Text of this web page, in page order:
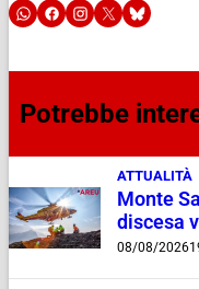
Potrebbe
ATTUALITÀ
Monte
discesa
08/08/2026